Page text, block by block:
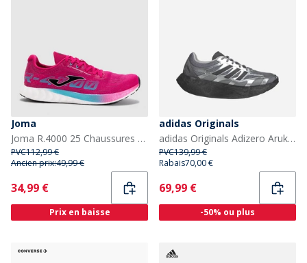
Joma
Joma R.4000 25 Chaussures de course neutres légères Fuchsia
PVC112,99 €
Ancien prix:49,99 €
Current
34,99 €
Prix en baisse
adidas Originals
adidas Originals Adizero Aruku Baskets Silver Metallic/Grey Three/Grey Five
PVC139,99 €
Rabais70,00 €
Current
69,99 €
-50% ou plus